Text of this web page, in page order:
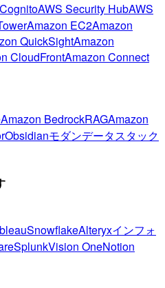
AWS Security HubAWS
Amazon EC2Amazon
QuickSightAmazon
CloudFrontAmazon Connect
Amazon BedrockRAGAmazon
Obsidianモダンデータスタック
SnowflakeAlteryxインフォ
SplunkVision OneNotion